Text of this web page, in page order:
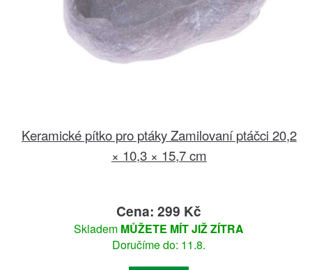
Keramické pítko pro ptáky Zamilovaní ptáčci 20,2
× 10,3 × 15,7 cm
Cena: 299 Kč
Skladem MŮŽETE MÍT JIŽ ZÍTRA
Doručíme do: 11.8.